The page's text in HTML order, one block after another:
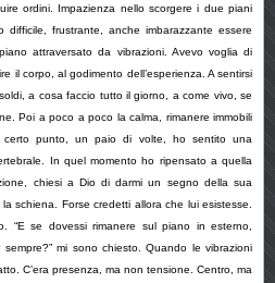
ordini. Impazienza nello scorgere i due piani
difficile, frustrante, anche imbarazzante essere
attraversato da vibrazioni. Avevo voglia di
il corpo, al godimento dell’esperienza. A sentirsi
a cosa faccio tutto il giorno, a come vivo, se
Poi a poco a poco la calma, rimanere immobili
punto, un paio di volte, ho sentito una
In quel momento ho ripensato a quella
chiesi a Dio di darmi un segno della sua
schiena. Forse credetti allora che lui esistesse.
“E se dovessi rimanere sul piano in esterno,
mi sono chiesto. Quando le vibrazioni
C’era presenza, ma non tensione. Centro, ma